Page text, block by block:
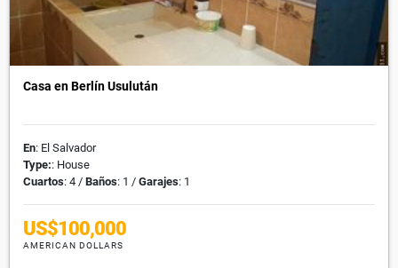
Casa en Berlín Usulután
En: El Salvador
Type:: House
Cuartos: 4 / Baños: 1 / Garajes: 1
US$100,000
AMERICAN DOLLARS